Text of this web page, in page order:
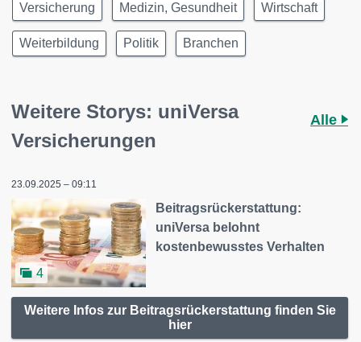
Versicherung Medizin, Gesundheit Wirtschaft
Weiterbildung Politik Branchen
Weitere Storys: uniVersa
Versicherungen
Alle
23.09.2025 – 09:11
4
Beitragsrückerstattung:
uniVersa belohnt
kostenbewusstes Verhalten
Weitere Infos zur Beitragsrückerstattung finden Sie
hier